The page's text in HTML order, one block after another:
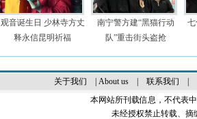
观音诞生日 少林寺方丈
释永信昆明祈福
南宁警方建“黑猫行动
队”重击街头盗抢
关于我们 About us| 联系我们
本网站所刊载信息，不代表
未经授权禁止转载、摘